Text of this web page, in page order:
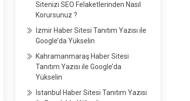
Sitenizi SEO Felaketlerinden Nasıl
Korursunuz ?
İzmir Haber Sitesi Tanıtım Yazısı ile
Google’da Yükselin
Kahramanmaraş Haber Sitesi
Tanıtım Yazısı ile Google’da
Yükselin
İstanbul Haber Sitesi Tanıtım Yazısı